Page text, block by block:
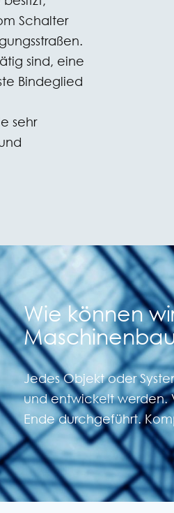
Schalter
sind, eine
Bindeglied
sehr
Wie können
Jedes Objekt oder
und entwickelt werden.
Ende durchgeführt.